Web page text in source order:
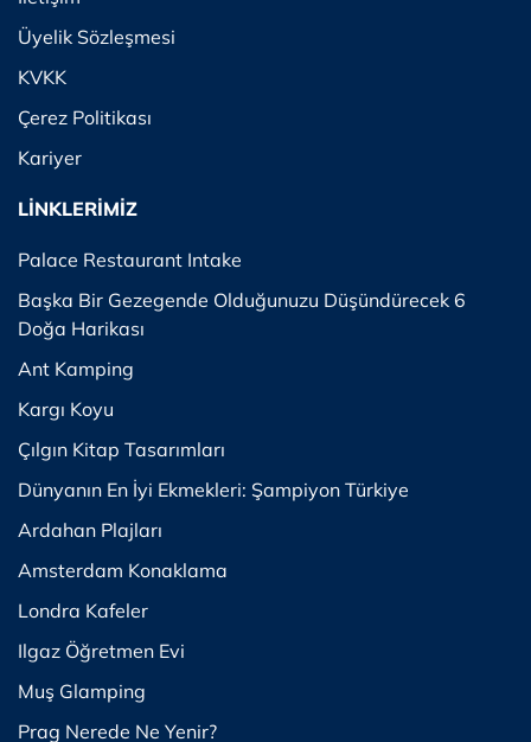
Üyelik Sözleşmesi
KVKK
Çerez Politikası
Kariyer
LİNKLERİMİZ
Palace Restaurant Intake
Başka Bir Gezegende Olduğunuzu Düşündürecek 6
Doğa Harikası
Ant Kamping
Kargı Koyu
Çılgın Kitap Tasarımları
Dünyanın En İyi Ekmekleri: Şampiyon Türkiye
Ardahan Plajları
Amsterdam Konaklama
Londra Kafeler
Ilgaz Öğretmen Evi
Muş Glamping
Prag Nerede Ne Yenir?